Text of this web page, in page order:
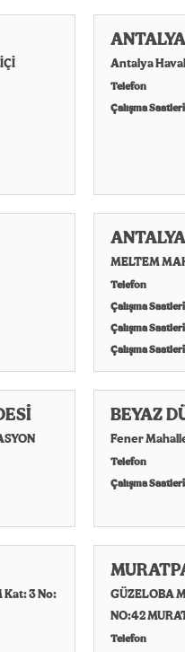
Antalya
Telefon
Çalışma Saatleri
MELTEM
Telefon
Çalışma
Çalışma
Çalışma
BEYAZ
Fener
Telefon
Çalışma
Kat: 3 No:
GÜZELOBA
NO:42
Telefon